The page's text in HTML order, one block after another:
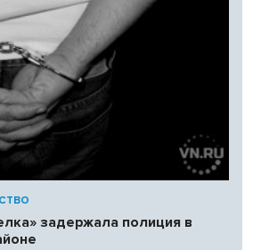
задержала полиция в